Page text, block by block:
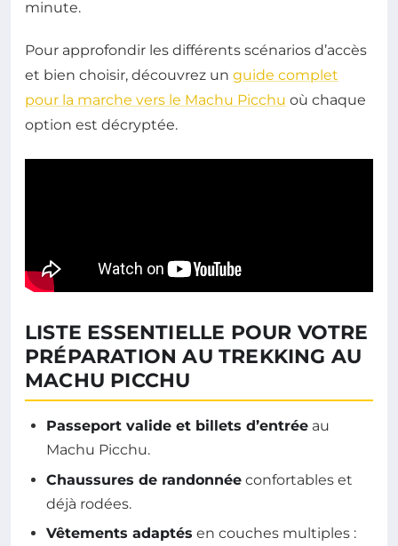
minute.
Pour approfondir les différents scénarios d’accès
et bien choisir, découvrez un guide complet
pour la marche vers le Machu Picchu où chaque
option est décryptée.
LISTE ESSENTIELLE POUR VOTRE
PRÉPARATION AU TREKKING AU
MACHU PICCHU
Passeport valide et billets d’entrée au
Machu Picchu.
Chaussures de randonnée confortables et
déjà rodées.
Vêtements adaptés en couches multiples :